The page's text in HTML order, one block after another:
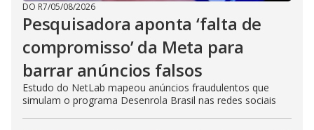
DO R7/05/08/2026
Pesquisadora aponta ‘falta de
compromisso’ da Meta para
barrar anúncios falsos
Estudo do NetLab mapeou anúncios fraudulentos que
simulam o programa Desenrola Brasil nas redes sociais